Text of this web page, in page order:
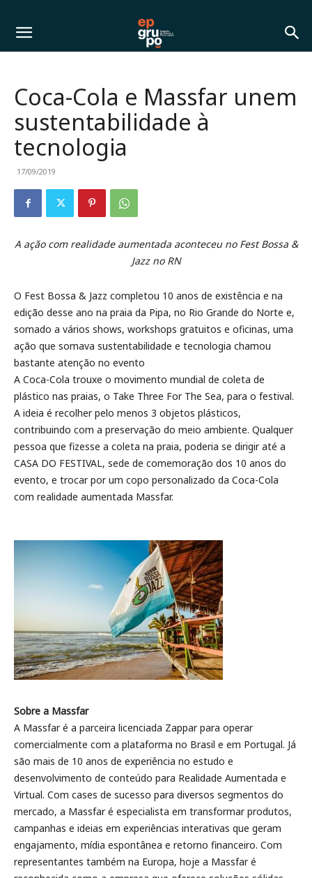
Coca-Cola e Massfar unem
sustentabilidade à
tecnologia
17/09/2019
A ação com realidade aumentada aconteceu no Fest Bossa &
Jazz no RN
O Fest Bossa & Jazz completou 10 anos de existência e na
edição desse ano na praia da Pipa, no Rio Grande do Norte e,
somado a vários shows, workshops gratuitos e oficinas, uma
ação que somava sustentabilidade e tecnologia chamou
bastante atenção no evento
A Coca-Cola trouxe o movimento mundial de coleta de
plástico nas praias, o Take Three For The Sea, para o festival.
A ideia é recolher pelo menos 3 objetos plásticos,
contribuindo com a preservação do meio ambiente. Qualquer
pessoa que fizesse a coleta na praia, poderia se dirigir até a
CASA DO FESTIVAL, sede de comemoração dos 10 anos do
evento, e trocar por um copo personalizado da Coca-Cola
com realidade aumentada Massfar.
Sobre a Massfar
A Massfar é a parceira licenciada Zappar para operar
comercialmente com a plataforma no Brasil e em Portugal. Já
são mais de 10 anos de experiência no estudo e
desenvolvimento de conteúdo para Realidade Aumentada e
Virtual. Com cases de sucesso para diversos segmentos do
mercado, a Massfar é especialista em transformar produtos,
campanhas e ideias em experiências interativas que geram
engajamento, mídia espontânea e retorno financeiro. Com
representantes também na Europa, hoje a Massfar é